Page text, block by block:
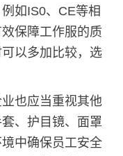
如IS0、CE等相
保障工作服的质
以多加比较，选
也应当重视其他
、护目镜、面罩
中确保员工安全